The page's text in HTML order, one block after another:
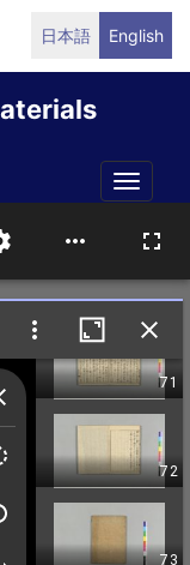
日本語 English
Toggle